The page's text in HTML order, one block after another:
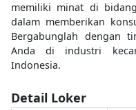
memiliki minat di
dalam memberikan
Bergabunglah dengan
Anda di industri
Indonesia.
Detail Loker